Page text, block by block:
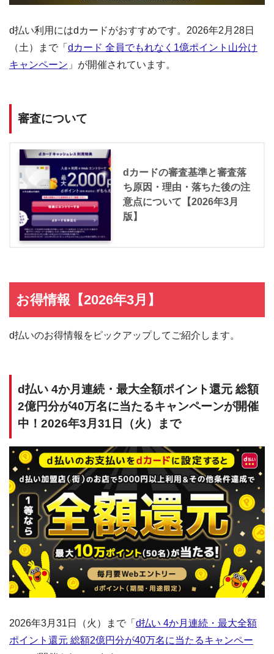
d払い利用にはdカードがおすすめです。2026年2月28日
（土）まで「 dカード 全員でもれなく1億ポイント山分け
キャンペーン 」が開催されています。
審査について
dカードの審査基準と審査落
ち原因・理由・落ちた後の注
意点について【2026年3月
版】
お得情報【2026年3月】
d払いのお得情報をピックアップしてご紹介します。
d払い 4か月連続・最大全額ポイント還元 総額
2億円分が40万名に当たるキャンペーンが開催
中！2026年3月31日（火）まで
2026年3月31日（火）まで「 d払い 4か月連続・最大全額
ポイント還元 総額2億円分が40万名に当たるキャンペー